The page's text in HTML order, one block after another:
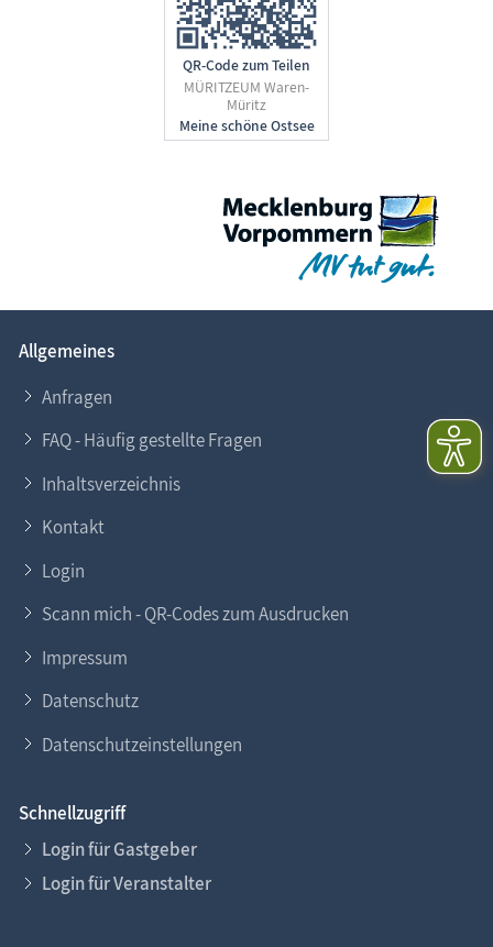
QR-Code zum Teilen
MÜRITZEUM Waren-
Müritz
Allgemeines
Anfragen
FAQ - Häufig gestellte Fragen
Inhaltsverzeichnis
Kontakt
Login
Scann mich - QR-Codes zum Ausdrucken
Impressum
Datenschutz
Datenschutzeinstellungen
Schnellzugriff
Login für Gastgeber
Login für Veranstalter